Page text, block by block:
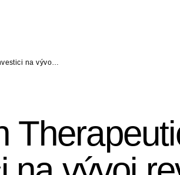
na vývo…